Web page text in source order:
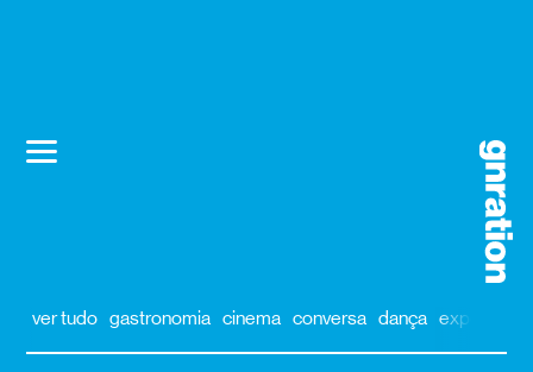
ver tudo gastronomia cinema conversa dança exposição